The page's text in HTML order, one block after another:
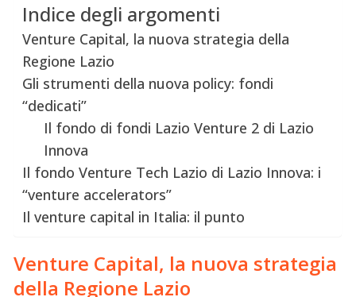
Indice degli argomenti
Venture Capital, la nuova strategia della
Regione Lazio
Gli strumenti della nuova policy: fondi
“dedicati”
Il fondo di fondi Lazio Venture 2 di Lazio
Innova
Il fondo Venture Tech Lazio di Lazio Innova: i
“venture accelerators”
Il venture capital in Italia: il punto
Venture Capital, la nuova strategia
della Regione Lazio